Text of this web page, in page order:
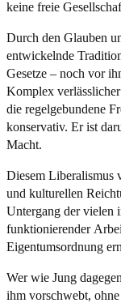
keine freie
Durch den Glauben
entwickelnde
Gesetze – noch vor
Komplex
die regelgebundene
konservativ. Er ist
Macht.
Diesem Liberalismus
und kulturellen
Untergang der vielen
funktionierender
Eigentumsordnung
Wer wie Jung
ihm vorschwebt,